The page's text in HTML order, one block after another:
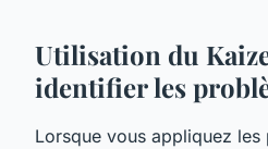
Utilisation du
identifier les
Lorsque vous appliquez